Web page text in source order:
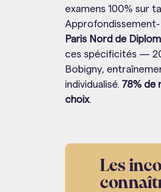
examens 100% sur
Paris Nord de
ces spécificités —
Bobigny,
individualisé. 78% de
choix.
Les